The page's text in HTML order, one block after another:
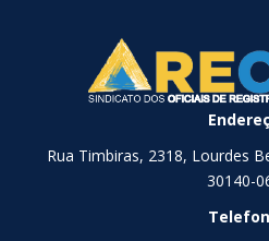
Rua Timbiras, 2318, Lourdes
30140-